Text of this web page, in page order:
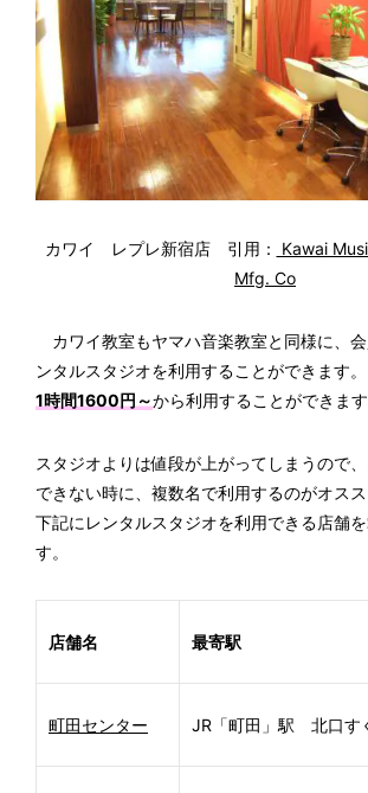
カワイ レプレ新宿店 引用：
Kawai
Mfg. Co
カワイ教室もヤマハ音楽教室と同様に、
ンタルスタジオを利用することができます。
1時間1600円～から利用することができます
スタジオよりは値段が上がってしまうので
できない時に、複数名で利用するのがオスス
下記にレンタルスタジオを利用できる店舗
す。
店舗名 最寄駅
町田センター JR「町田」駅 北口す